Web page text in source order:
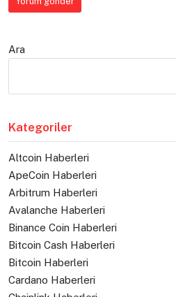
Ara
Kategoriler
Altcoin Haberleri
ApeCoin Haberleri
Arbitrum Haberleri
Avalanche Haberleri
Binance Coin Haberleri
Bitcoin Cash Haberleri
Bitcoin Haberleri
Cardano Haberleri